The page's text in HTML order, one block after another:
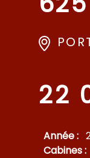
22
Année :
Cabines :